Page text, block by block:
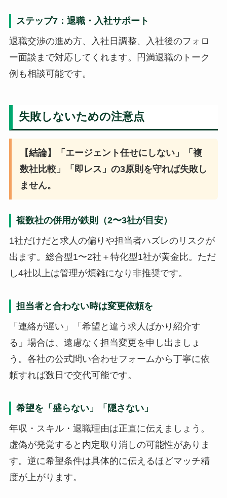
ステップ7：退職・入社サポート
退職交渉の進め方、入社日調整、入社後のフォロ
ー面談まで対応してくれます。円満退職のトーク
例も相談可能です。
失敗しないための注意点
【結論】「エージェント任せにしない」「複
数社比較」「即レス」の3原則を守れば失敗し
ません。
複数社の併用が鉄則（2〜3社が目安）
1社だけだと求人の偏りや担当者ハズレのリスクが
出ます。総合型1〜2社＋特化型1社が黄金比。ただ
し4社以上は管理が煩雑になり非推奨です。
担当者と合わない時は変更依頼を
「連絡が遅い」「希望と違う求人ばかり紹介す
る」場合は、遠慮なく担当変更を申し出ましょ
う。各社の公式問い合わせフォームから丁寧に依
頼すれば数日で交代可能です。
希望を「盛らない」「隠さない」
年収・スキル・退職理由は正直に伝えましょう。
虚偽が発覚すると内定取り消しの可能性がありま
す。逆に希望条件は具体的に伝えるほどマッチ精
度が上がります。